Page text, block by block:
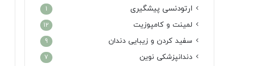
ارتودنسی پیشگیری 1
لمینت و کامپوزیت 12
سفید کردن و زیبایی دندان 9
دندانپزشکی نوین 7